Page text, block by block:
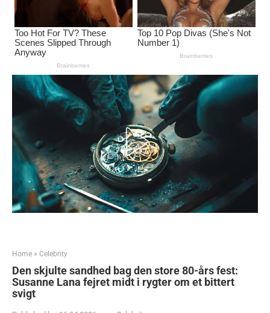
Home » Celebrity
Den skjulte sandhed bag den store 80-års fest:
Susanne Lana fejret midt i rygter om et bittert
svigt